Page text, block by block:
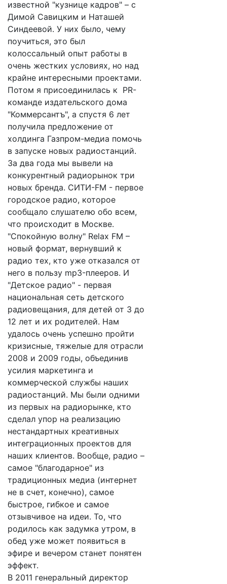
известной "кузнице кадров" – с
Димой Савицким и Наташей
Синдеевой. У них было, чему
поучиться, это был
колоссальный опыт работы в
очень жестких условиях, но над
крайне интересными проектами.
Потом я присоединилась к PR-
команде издательского дома
"Коммерсантъ", а спустя 6 лет
получила предложение от
холдинга Газпром-медиа помочь
в запуске новых радиостанций.
За два года мы вывели на
конкурентный радиорынок три
новых бренда. СИТИ-FM - первое
городское радио, которое
сообщало слушателю обо всем,
что происходит в Москве.
"Спокойную волну" Relax FM –
новый формат, вернувший к
радио тех, кто уже отказался от
него в пользу mp3-плееров. И
"Детское радио" - первая
национальная сеть детского
радиовещания, для детей от 3 до
12 лет и их родителей. Нам
удалось очень успешно пройти
кризисные, тяжелые для отрасли
2008 и 2009 годы, объединив
усилия маркетинга и
коммерческой службы наших
радиостанций. Мы были одними
из первых на радиорынке, кто
сделал упор на реализацию
нестандартных креативных
интеграционных проектов для
наших клиентов. Вообще, радио –
самое "благодарное" из
традиционных медиа (интернет
не в счет, конечно), самое
быстрое, гибкое и самое
отзывчивое на идеи. То, что
родилось как задумка утром, в
обед уже может появиться в
эфире и вечером станет понятен
эффект.
В 2011 генеральный директор